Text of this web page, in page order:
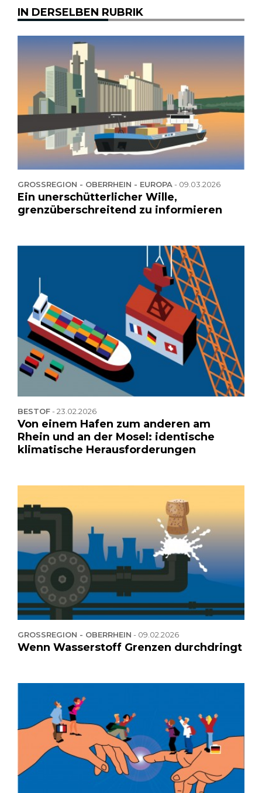
IN DERSELBEN RUBRIK
GROSSREGION - OBERRHEIN - EUROPA - 09.03.2026
Ein unerschütterlicher Wille,
grenzüberschreitend zu informieren
BESTOF-23.02.2026
Von einem Hafen zum anderen am
Rhein und an der Mosel: identische
klimatische Herausforderungen
GROSSREGION - OBERRHEIN - 09.02.2026
Wenn Wasserstoff Grenzen durchdringt